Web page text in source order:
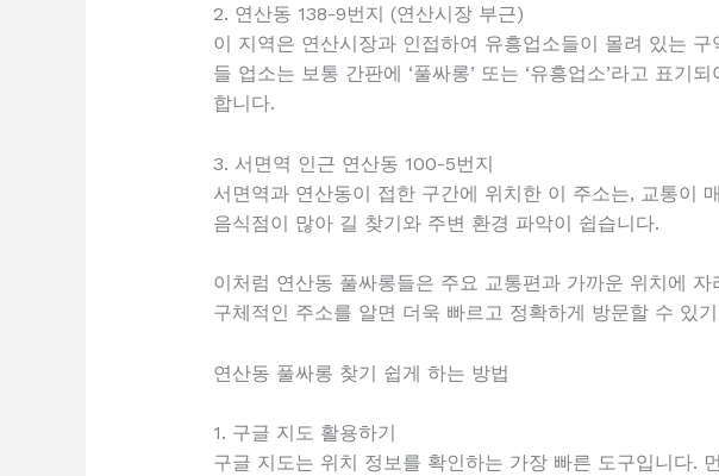
2. 연산동 138-9번지 (연산시장 부근)
이 지역은 연산시장과 인접하여 유흥업소들이 몰려 있는
들 업소는 보통 간판에 ‘풀싸롱’ 또는 ‘유흥업소’라고 표
합니다.
3. 서면역 인근 연산동 100-5번지
서면역과 연산동이 접한 구간에 위치한 이 주소는, 교통이
음식점이 많아 길 찾기와 주변 환경 파악이 쉽습니다.
이처럼 연산동 풀싸롱들은 주요 교통편과 가까운 위치에
구체적인 주소를 알면 더욱 빠르고 정확하게 방문할 수 있
연산동 풀싸롱 찾기 쉽게 하는 방법
1. 구글 지도 활용하기
구글 지도는 위치 정보를 확인하는 가장 빠른 도구입니다.